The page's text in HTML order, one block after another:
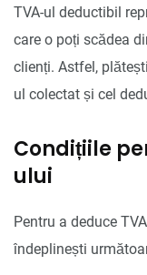
TVA-ul deductibil
care o poți scădea
clienți. Astfel,
ul colectat și cel
Condițiile
ului
Pentru a deduce
îndeplinești